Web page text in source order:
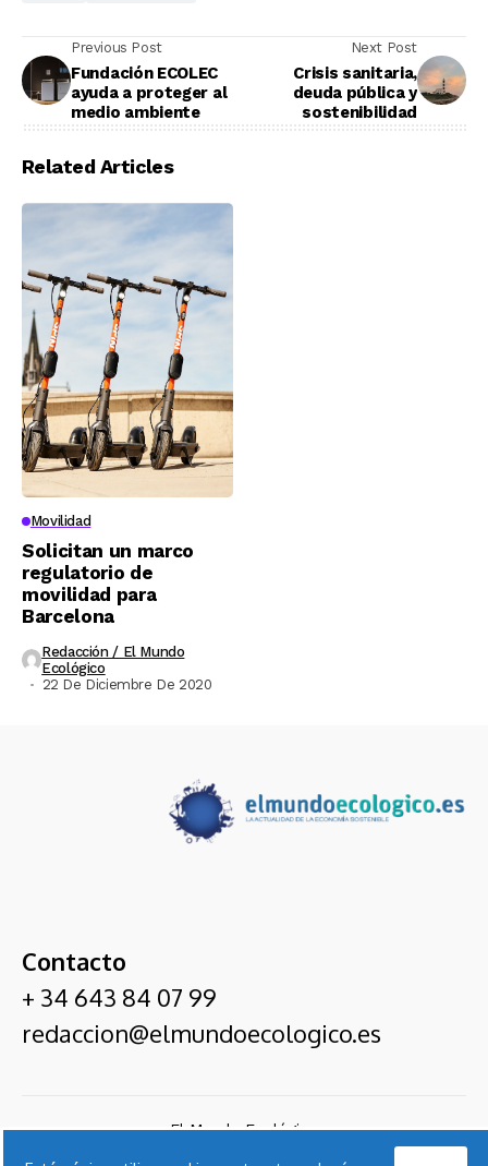
Previous Post
Fundación ECOLEC
ayuda a proteger al
medio ambiente
Next Post
Crisis sanitaria,
deuda pública y
sostenibilidad
Related Articles
Movilidad
Solicitan un marco
regulatorio de
movilidad para
Barcelona
Redacción / El Mundo
Ecológico
22 De Diciembre De 2020
Contacto
+ 34 643 84 07 99
redaccion@elmundoecologico.es
El Mundo Ecológico
Nota